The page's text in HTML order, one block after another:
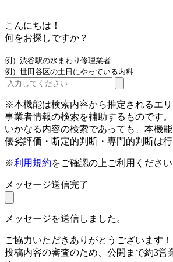
こんにちは！
何をお探しですか？
例）渋谷駅の水まわり修理業者
例）世田谷区の土日にやっている内科
※本機能は検索内容から推定されるエリ
事業者情報の検索を補助するものです。
いかなる内容の検索であっても、本機
優劣評価・断定的判断・専門的判断は行
※利用規約をご確認の上ご利用ください
メッセージ送信完了
メッセージを送信しました。
ご協力いただきありがとうございます！
投稿内容の審査のため、公開まで約3営